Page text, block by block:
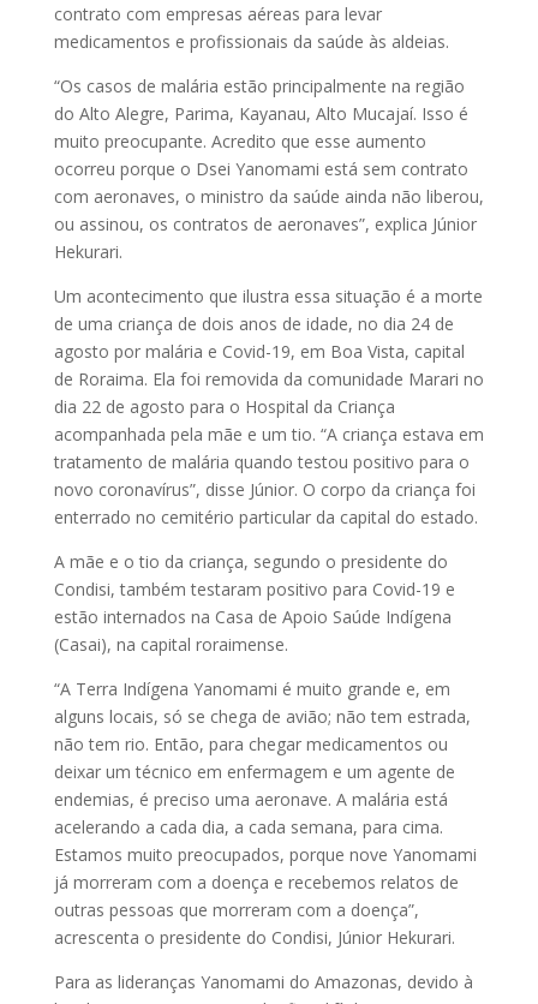
contrato com empresas aéreas para levar
medicamentos e profissionais da saúde às aldeias.
“Os casos de malária estão principalmente na região
do Alto Alegre, Parima, Kayanau, Alto Mucajaí. Isso é
muito preocupante. Acredito que esse aumento
ocorreu porque o Dsei Yanomami está sem contrato
com aeronaves, o ministro da saúde ainda não liberou,
ou assinou, os contratos de aeronaves”, explica Júnior
Hekurari.
Um acontecimento que ilustra essa situação é a morte
de uma criança de dois anos de idade, no dia 24 de
agosto por malária e Covid-19, em Boa Vista, capital
de Roraima. Ela foi removida da comunidade Marari no
dia 22 de agosto para o Hospital da Criança
acompanhada pela mãe e um tio. “A criança estava em
tratamento de malária quando testou positivo para o
novo coronavírus”, disse Júnior. O corpo da criança foi
enterrado no cemitério particular da capital do estado.
A mãe e o tio da criança, segundo o presidente do
Condisi, também testaram positivo para Covid-19 e
estão internados na Casa de Apoio Saúde Indígena
(Casai), na capital roraimense.
“A Terra Indígena Yanomami é muito grande e, em
alguns locais, só se chega de avião; não tem estrada,
não tem rio. Então, para chegar medicamentos ou
deixar um técnico em enfermagem e um agente de
endemias, é preciso uma aeronave. A malária está
acelerando a cada dia, a cada semana, para cima.
Estamos muito preocupados, porque nove Yanomami
já morreram com a doença e recebemos relatos de
outras pessoas que morreram com a doença”,
acrescenta o presidente do Condisi, Júnior Hekurari.
Para as lideranças Yanomami do Amazonas, devido à